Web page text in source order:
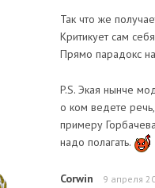
Так что же
Критикует сам
Прямо парадокс
P.S. Экая нынче
о ком ведете
примеру
надо полагать.
Corwin 9 апреля